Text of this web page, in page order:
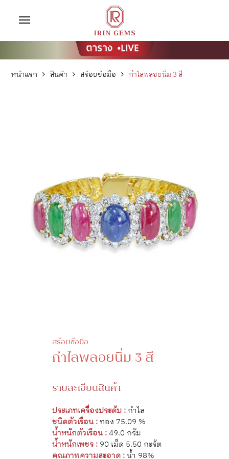
หน้าแรก สินค้า สร้อยข้อมือ กำไลพลอยนิ่ม 3 สี
สร้อยข้อมือ
กำไลพลอยนิ่ม 3 สี
รายละเอียดสินค้า
ประเภทเครื่องประดับ : กำไล
ชนิดตัวเรือน :ทอง 75.09 %
น้ำหนักตัวเรือน :49.0 กรัม
น้ำหนักเพชร : 90 เม็ด 5.50 กะรัต
คุณภาพความสะอาด :น้ำ 98%